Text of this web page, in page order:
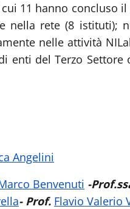
11 hanno concluso
nella rete (8 istituti);
nelle attività
enti del Terzo Settore
Angelini
Benvenuti -
- Prof. Flavio Valerio